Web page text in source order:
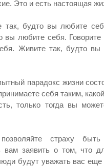
Это и есть настоящая
так, будто вы любите
вы любите себя. Говорите
Живите так, будто вы
парадокс жизни
себя таким,
только тогда вы
страху быть
вам заявить о том, что
будут уважать вас